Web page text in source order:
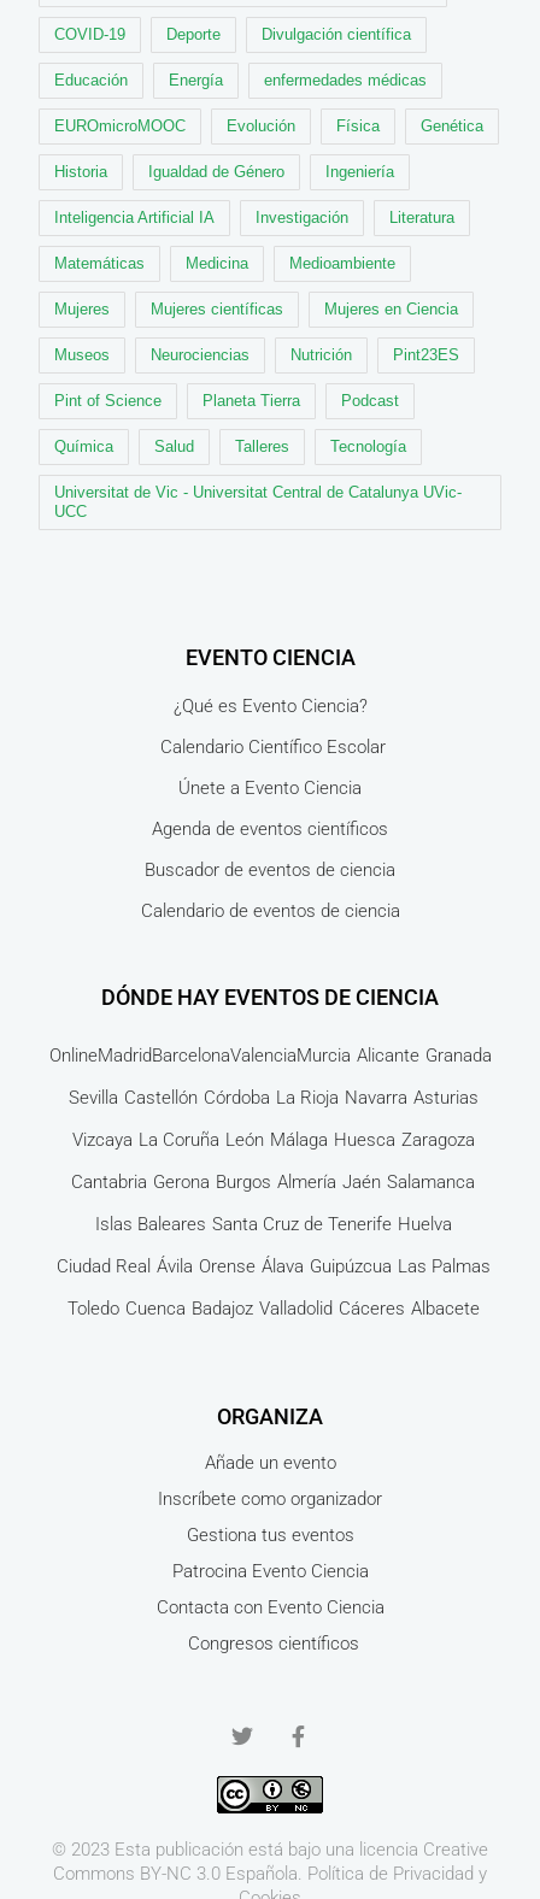
COVID-19 Deporte Divulgación científica
Educación Energía enfermedades médicas
EUROmicroMOOC Evolución Física Genética
Historia Igualdad de Género Ingeniería
Inteligencia Artificial IA Investigación Literatura
Matemáticas Medicina Medioambiente
Mujeres Mujeres científicas Mujeres en Ciencia
Museos Neurociencias Nutrición Pint23ES
Pint of Science Planeta Tierra Podcast
Química Salud Talleres Tecnología
Universitat de Vic - Universitat Central de Catalunya UVic-
UCC
EVENTO CIENCIA
¿Qué es Evento Ciencia?
Calendario Científico Escolar
Únete a Evento Ciencia
Agenda de eventos científicos
Buscador de eventos de ciencia
Calendario de eventos de ciencia
DÓNDE HAY EVENTOS DE CIENCIA
OnlineMadridBarcelonaValenciaMurcia Alicante Granada
Sevilla Castellón Córdoba La Rioja Navarra Asturias
Vizcaya La Coruña León Málaga Huesca Zaragoza
Cantabria Gerona Burgos Almería Jaén Salamanca
Islas Baleares Santa Cruz de Tenerife Huelva
Ciudad Real Ávila Orense Álava Guipúzcua Las Palmas
Toledo Cuenca Badajoz Valladolid Cáceres Albacete
ORGANIZA
Añade un evento
Inscríbete como organizador
Gestiona tus eventos
Patrocina Evento Ciencia
Contacta con Evento Ciencia
Congresos científicos
© 2023 Esta publicación está bajo una licencia Creative
Commons BY-NC 3.0 Española. Política de Privacidad y